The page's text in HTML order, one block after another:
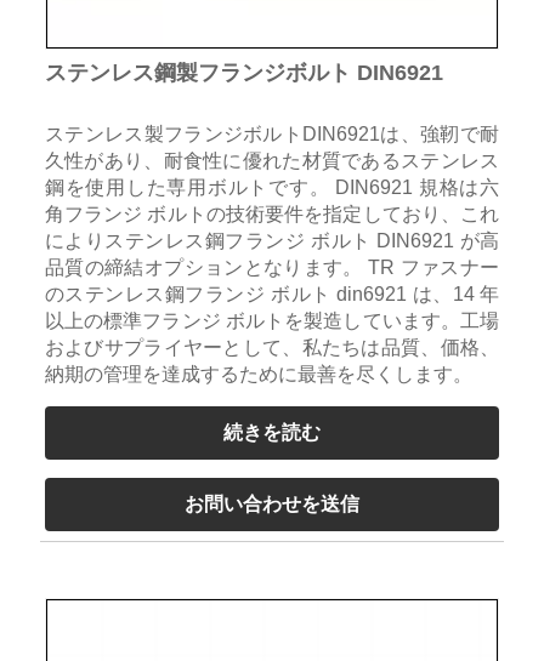
ステンレス鋼製フランジボルト DIN6921
ステンレス製フランジボルトDIN6921は、強靭で耐
久性があり、耐食性に優れた材質であるステンレス
鋼を使用した専用ボルトです。 DIN6921 規格は六
角フランジ ボルトの技術要件を指定しており、これ
によりステンレス鋼フランジ ボルト DIN6921 が高
品質の締結オプションとなります。 TR ファスナー
のステンレス鋼フランジ ボルト din6921 は、14 年
以上の標準フランジ ボルトを製造しています。工場
およびサプライヤーとして、私たちは品質、価格、
納期の管理を達成するために最善を尽くします。
続きを読む
お問い合わせを送信